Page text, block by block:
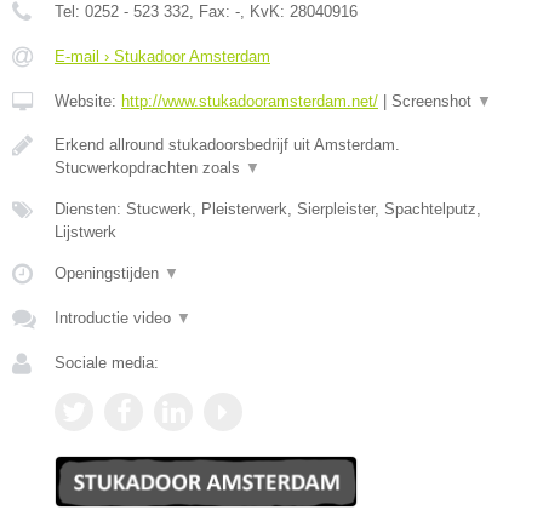
Tel: 0252 - 523 332 , Fax: - , KvK: 28040916
E-mail › Stukadoor Amsterdam
Website: http://www.stukadooramsterdam.net/ | Screenshot ▼
Erkend allround stukadoorsbedrijf uit Amsterdam.
Stucwerkopdrachten zoals ▼
Diensten: Stucwerk, Pleisterwerk, Sierpleister, Spachtelputz,
Lijstwerk
Openingstijden ▼
Introductie video ▼
Sociale media: